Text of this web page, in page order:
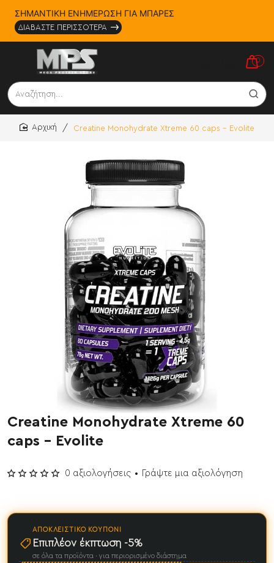
ΣΗΜΑΝΤΙΚΗ ΕΝΗΜΕΡΩΣΗ ΓΙΑ ΜΠΑΡΕΣ
ΔΙΑΒΑΣΤΕ ΠΕΡΙΣΣΟΤΕΡΑ
0
Αναζήτηση...
Creatine Monohydrate Xtreme 60 caps - Evolite
Έχει εξαντληθεί
Creatine Monohydrate Xtreme 60
caps - Evolite
0 αξιολογήσεις • Γράψτε μια αξιολόγηση
ΑΠΟΚΛΕΙΣΤΙΚΌ ΚΟΥΠΌΝΙ
Επιπλέον έκπτωση -5%
σε όλα τα προϊόντα · για περιορισμένο διάστημα